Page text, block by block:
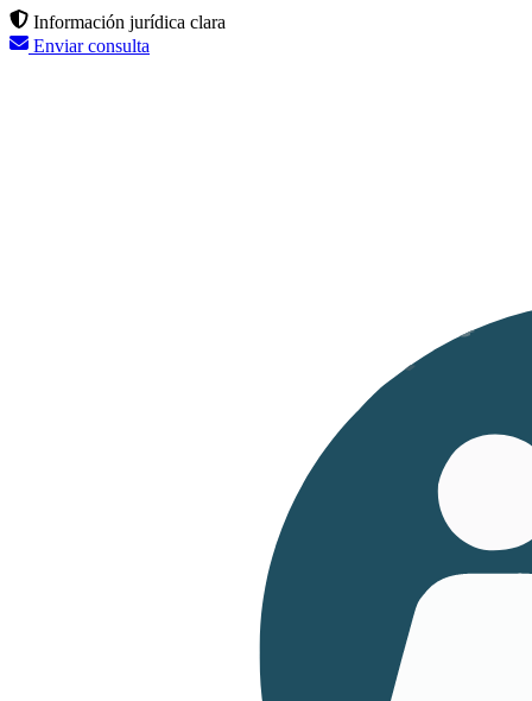
Información jurídica clara
Enviar consulta